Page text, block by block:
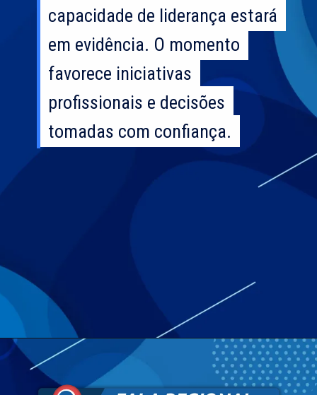
capacidade de liderança estará
em evidência. O momento
favorece iniciativas
profissionais e decisões
tomadas com confiança.
capacidade de liderança estará
em evidência. O momento
favorece iniciativas
profissionais e decisões
tomadas com confiança.